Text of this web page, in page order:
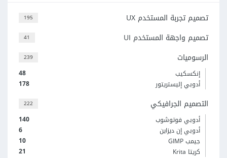
195 تصميم تجربة المستخدم UX
41 تصميم واجهة المستخدم UI
239 الرسوميات
48
إنكسكيب
178
أدوبي إليستريتور
222 التصميم الجرافيكي
140
أدوبي فوتوشوب
6
أدوبي إن ديزاين
10
جيمب GIMP
21
كريتا Krita